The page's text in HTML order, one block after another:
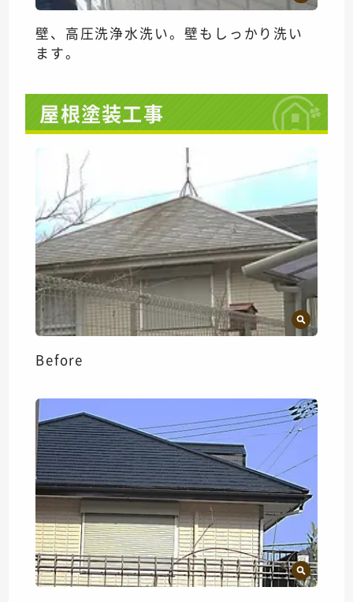
壁、高圧洗浄水洗い。壁もしっかり洗い
ます。
屋根塗装工事
Before